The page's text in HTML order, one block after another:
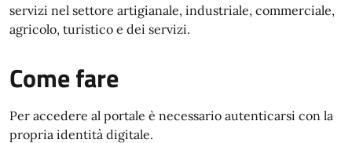
servizi nel settore artigianale, industriale, commerciale,
agricolo, turistico e dei servizi.
Come fare
Per accedere al portale è necessario autenticarsi con la
propria identità digitale.